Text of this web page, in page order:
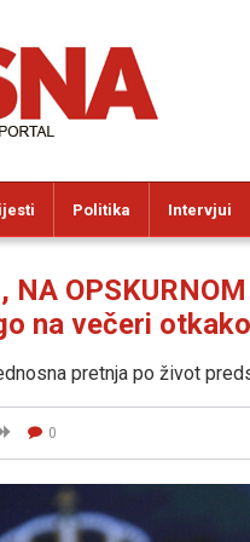
Politika Intervjui
NA
na večeri
pretnja po život
0